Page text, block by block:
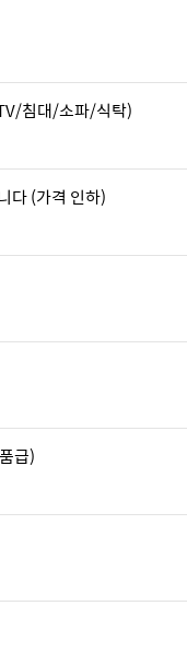
침대/소파/식탁)
다 (가격 인하)
급)